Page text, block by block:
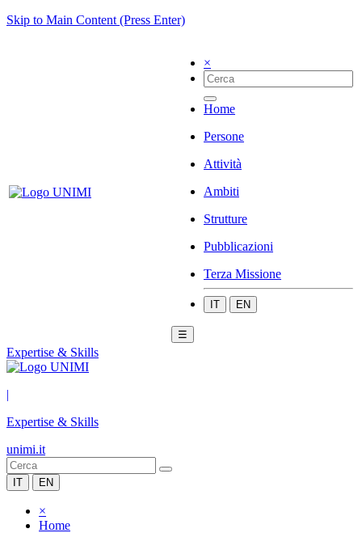
Skip to Main Content (Press Enter)
×
Home
Persone
Attività
Ambiti
Strutture
Pubblicazioni
Terza Missione
IT EN
☰
Expertise & Skills
|
Expertise & Skills
unimi.it
IT EN
×
Home